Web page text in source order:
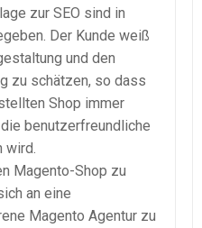
zur SEO sind in
Der Kunde weiß
und den
zu schätzen, so dass
Shop immer
benutzerfreundliche
wird.
Magento-Shop zu
an eine
Magento Agentur zu